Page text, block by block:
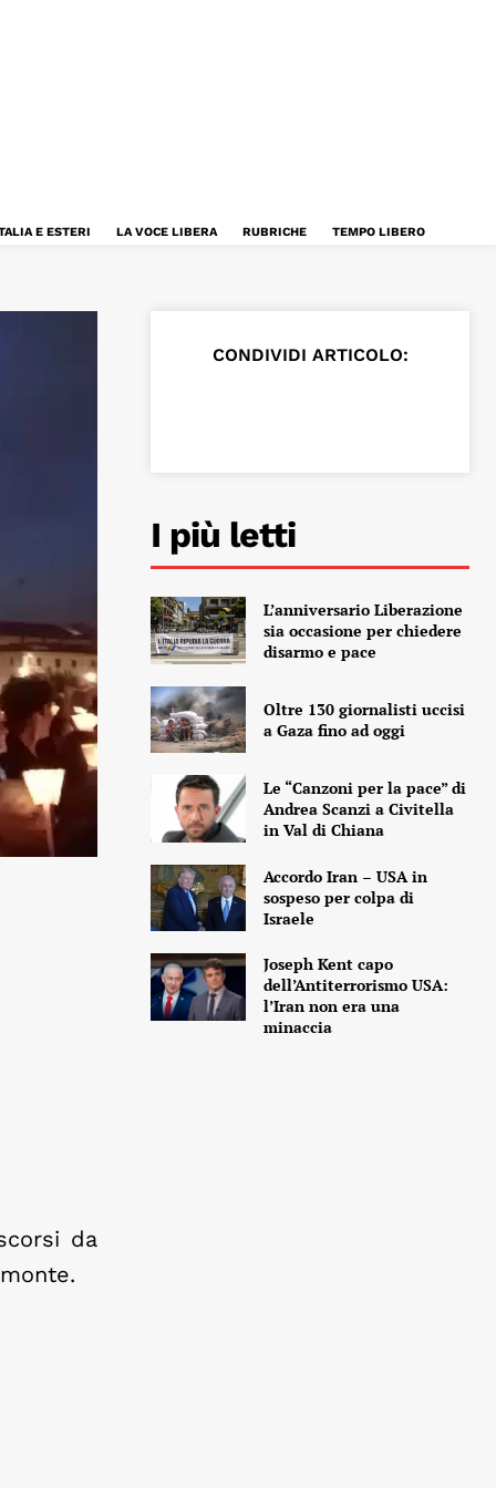
E ESTERI LA VOCE LIBERA RUBRICHE TEMPO LIBERO
da
CONDIVIDI ARTICOLO:
I più letti
L’anniversario Liberazione
sia occasione per chiedere
disarmo e pace
Oltre 130 giornalisti uccisi
a Gaza fino ad oggi
Le “Canzoni per la pace” di
Andrea Scanzi a Civitella
in Val di Chiana
Accordo Iran – USA in
sospeso per colpa di
Israele
Joseph Kent capo
dell’Antiterrorismo USA:
l’Iran non era una
minaccia